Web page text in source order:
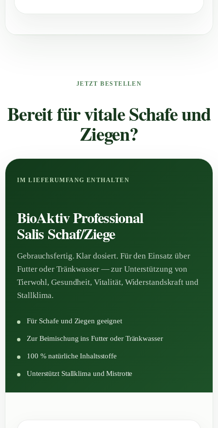
JETZT BESTELLEN
Bereit für vitale Schafe und
Ziegen?
IM LIEFERUMFANG ENTHALTEN
BioAktiv Professional
Salis Schaf/Ziege
Gebrauchsfertig. Klar dosiert. Für den Einsatz über
Futter oder Tränkwasser — zur Unterstützung von
Tierwohl, Gesundheit, Vitalität, Widerstandskraft und
Stallklima.
Für Schafe und Ziegen geeignet
Zur Beimischung ins Futter oder Tränkwasser
100 % natürliche Inhaltsstoffe
Unterstützt Stallklima und Mistrotte